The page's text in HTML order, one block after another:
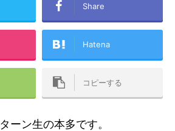
Share
Hatena
コピーする
ーン生の本多です。